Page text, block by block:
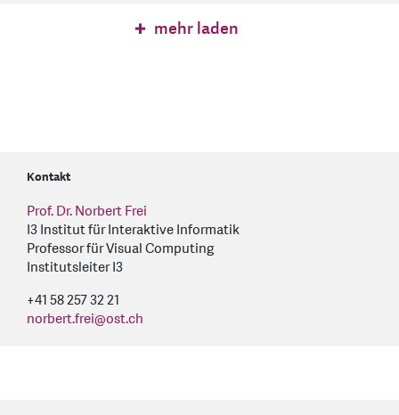
mehr laden
Kontakt
Prof. Dr. Norbert Frei
I3 Institut für Interaktive Informatik
Professor für Visual Computing
Institutsleiter I3
+41 58 257 32 21
norbert.frei@ost.ch